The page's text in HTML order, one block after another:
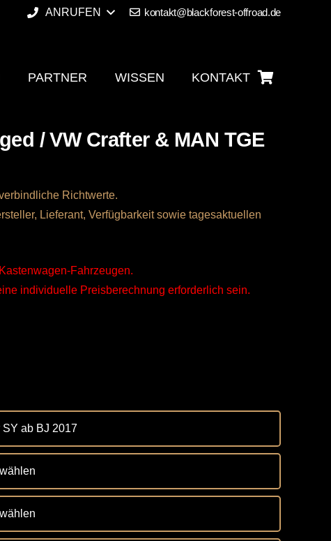
ANRUFEN kontakt@blackforest-offroad.de
PARTNER WISSEN KONTAKT
/ VW Crafter & MAN TGE
Richtwerte.
Lieferant, Verfügbarkeit sowie tagesaktuellen
Fahrzeugen.
individuelle Preisberechnung erforderlich sein.